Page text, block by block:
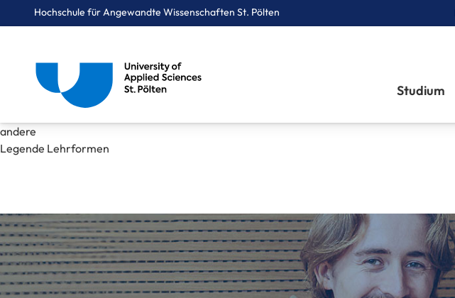
Hochschule für Angewandte Wissenschaften St. Pölten
Studium
You are here:
andere
Legende Lehrformen